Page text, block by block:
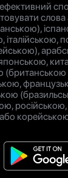
(британською